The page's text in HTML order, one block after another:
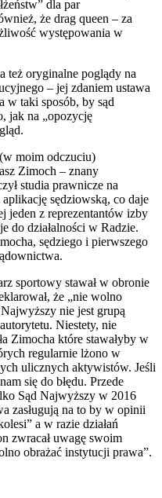
dla par
że drag queen – za
występowania w
też oryginalne poglądy na
– jej zdaniem ustawa
w taki sposób, by sąd
jak na „opozycję
moim odczuciu)
Zimoch – znany
studia prawnicze na
sędziowską, co daje
jeden z reprezentantów izby
do działalności w Radzie.
sędziego i pierwszego
sportowy stawał w obronie
że „nie wolno
nie jest grupą
Niestety, nie
Zimocha które stawałyby w
regularnie lżono w
ulicznych aktywistów. Jeśli
się do błędu. Przede
Sąd Najwyższy w 2016
zasługują na to by w opinii
a w razie działań
zwracał uwagę swoim
obrażać instytucji prawa”.